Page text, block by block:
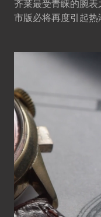
齐莱最受青睐的腕
市版必将再度引起热